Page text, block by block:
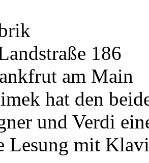
186
am Main
hat den
und Verdi
Lesung mit